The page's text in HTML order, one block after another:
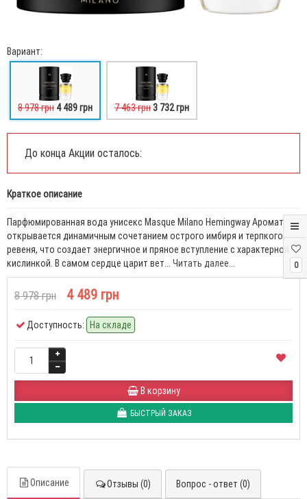
0
Вариант:
8 978 грн 4 489 грн 7 463 грн3 732 грн
До конца Акции осталось:
Краткое описание
Парфюмированная вода унисекс Masque Milano Hemingway Аромат
открывается динамичным сочетанием острого имбиря и терпкого
ревеня, что создает энергичное и пряное вступление с характерной
кислинкой. В самом сердце царит вет... Читать далее...
8 978 грн 4 489 грн
Доступность: На складе
В корзину
БЫСТРЫЙ ЗАКАЗ
Описание Отзывы (0) Вопрос - ответ (0)